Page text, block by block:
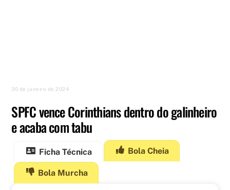
30 de janeiro de 2024
SPFC vence Corinthians dentro do galinheiro
e acaba com tabu
Ficha Técnica Bola Cheia
Bola Murcha